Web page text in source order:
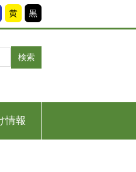
黄 黒
検索
情報